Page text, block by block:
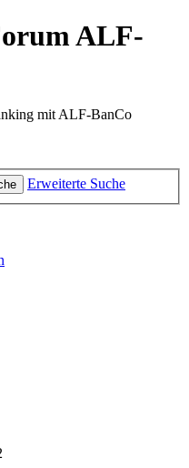
ALF-
mit ALF-BanCo
Erweiterte Suche